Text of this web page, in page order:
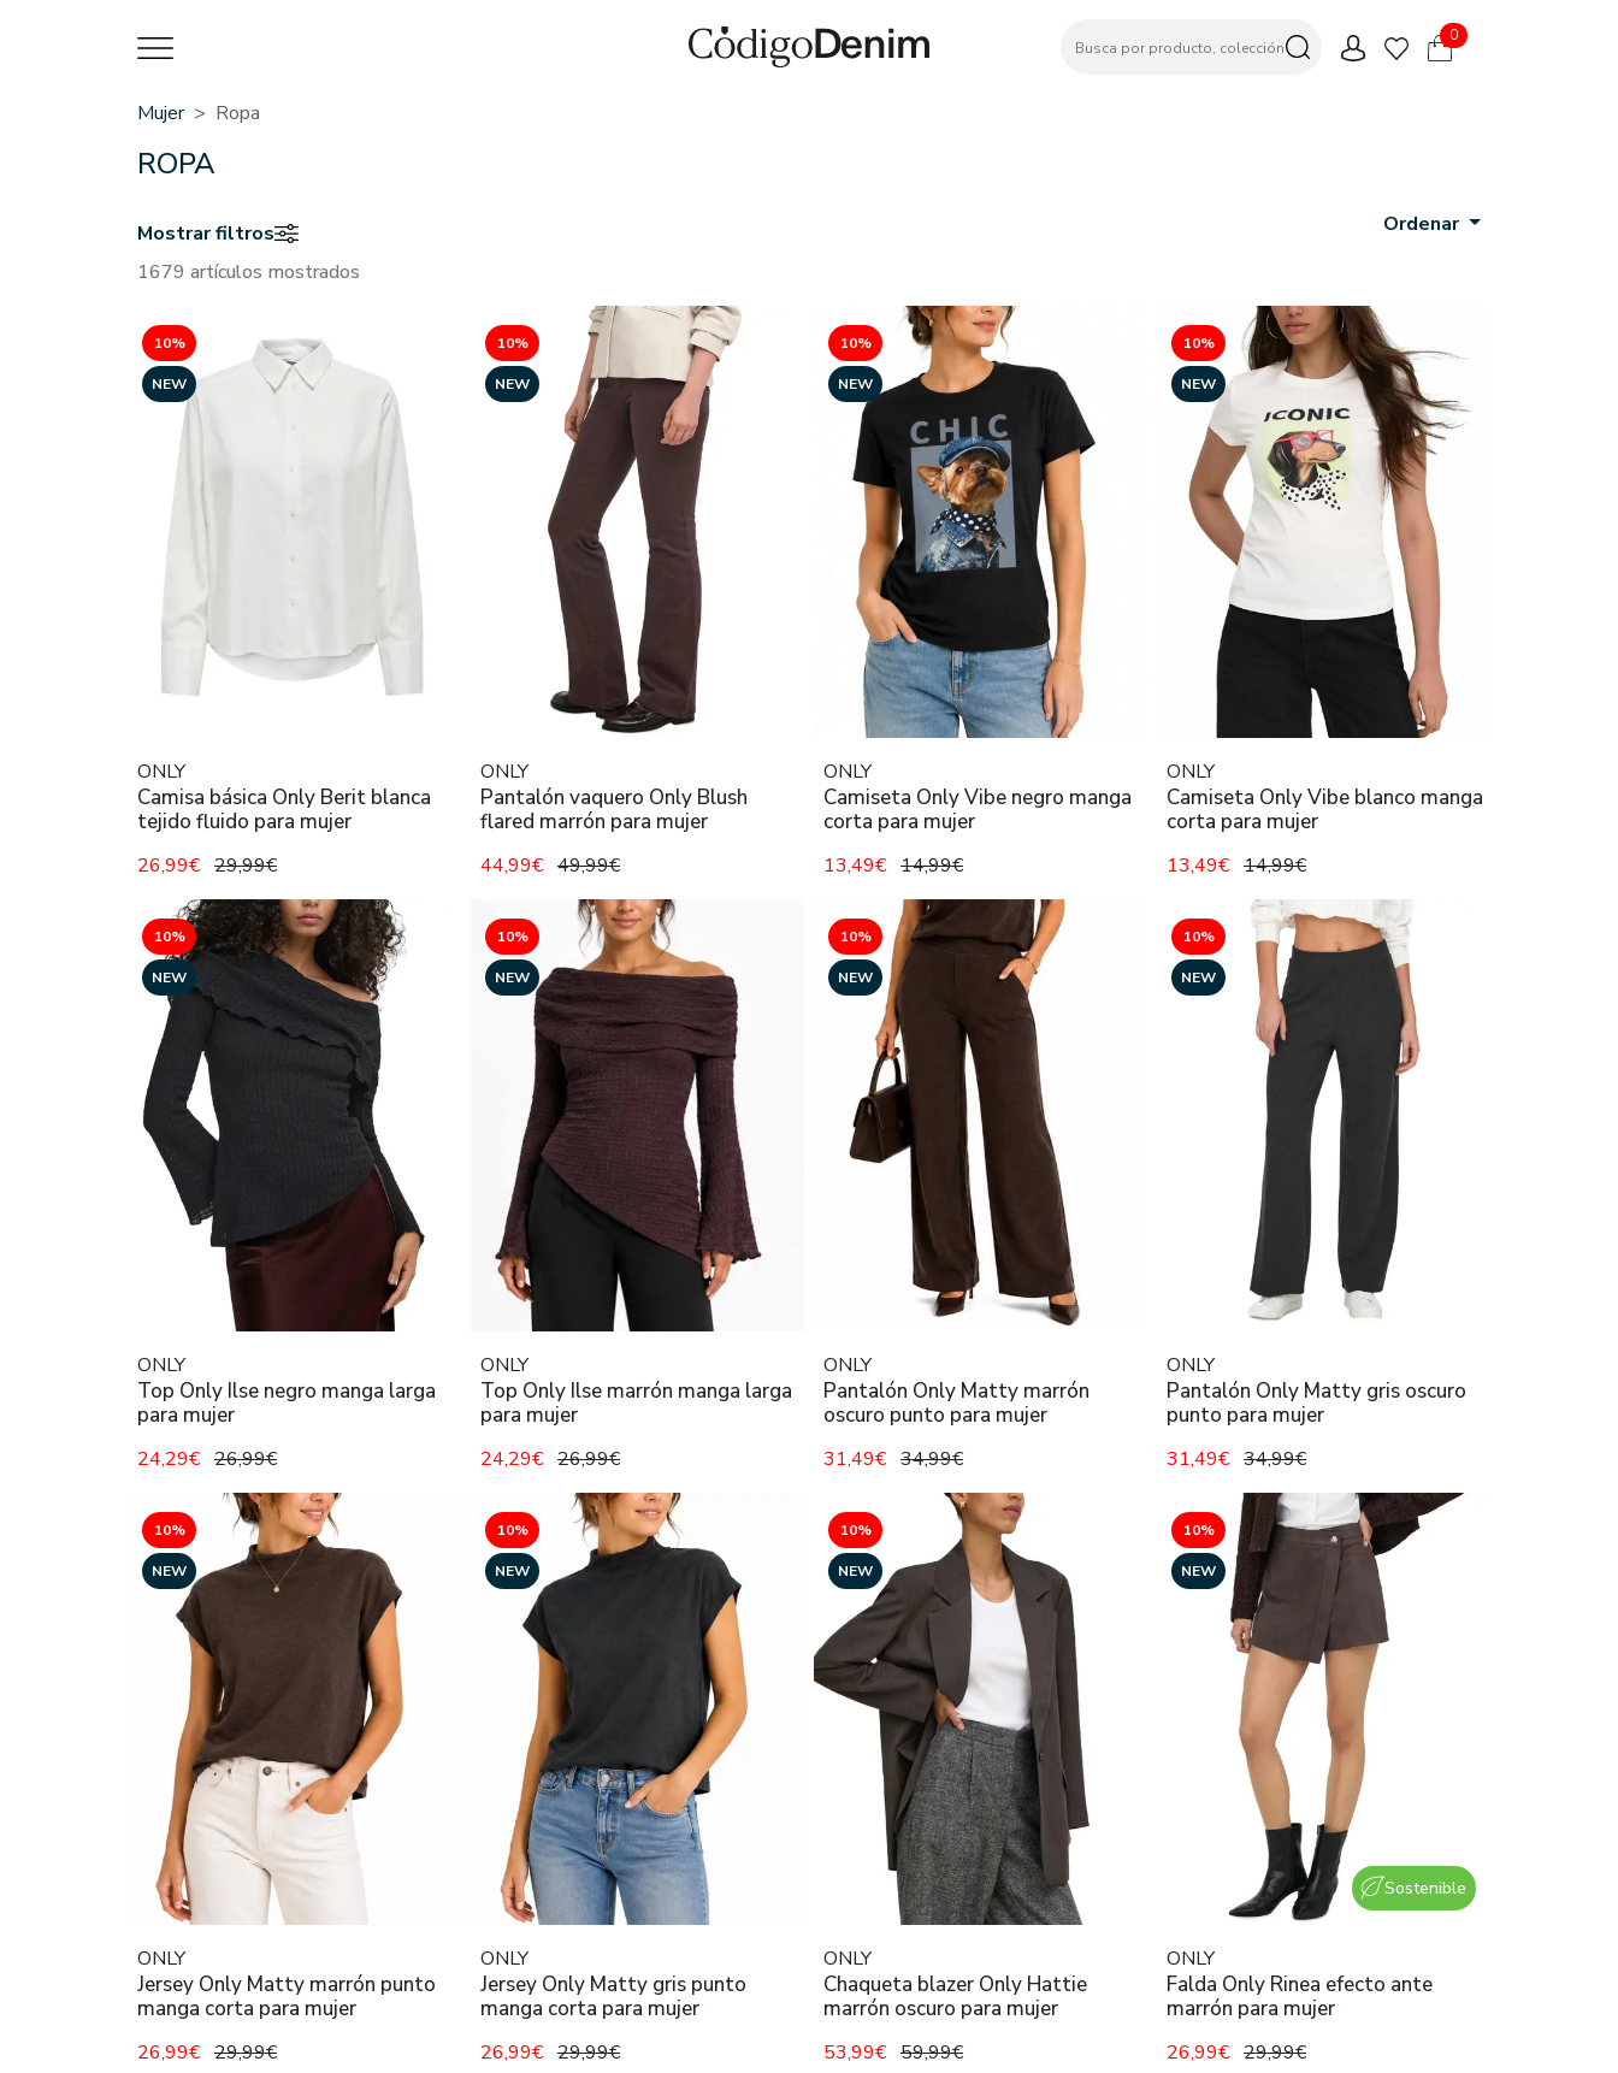
0
Mujer Ropa
ROPA
Mostrar filtros
Ordenar
1679 artículos mostrados
10%
NEW
ONLY
Camisa básica Only Berit blanca
tejido fluido para mujer
26,99€ 29,99€
10%
NEW
ONLY
Pantalón vaquero Only Blush
flared marrón para mujer
44,99€ 49,99€
10%
NEW
ONLY
Camiseta Only Vibe negro manga
corta para mujer
13,49€ 14,99€
10%
NEW
ONLY
Camiseta Only Vibe blanco manga
corta para mujer
13,49€ 14,99€
10%
NEW
ONLY
Top Only Ilse negro manga larga
para mujer
24,29€ 26,99€
10%
NEW
ONLY
Top Only Ilse marrón manga larga
para mujer
24,29€ 26,99€
10%
NEW
ONLY
Pantalón Only Matty marrón
oscuro punto para mujer
31,49€ 34,99€
10%
NEW
ONLY
Pantalón Only Matty gris oscuro
punto para mujer
31,49€ 34,99€
10%
NEW
ONLY
Jersey Only Matty marrón punto
manga corta para mujer
26,99€ 29,99€
10%
NEW
ONLY
Jersey Only Matty gris punto
manga corta para mujer
26,99€ 29,99€
10%
NEW
ONLY
Chaqueta blazer Only Hattie
marrón oscuro para mujer
53,99€ 59,99€
Sostenible
10%
NEW
ONLY
Falda Only Rinea efecto ante
marrón para mujer
26,99€ 29,99€